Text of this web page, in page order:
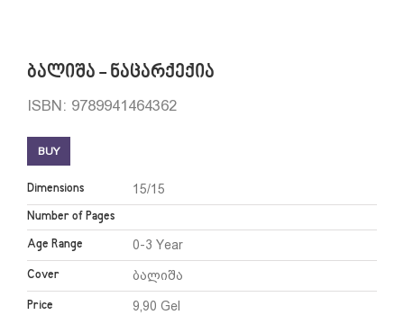
ბალიშა - ნაცარქექია
ISBN: 9789941464362
BUY
Dimensions
15/15
Number of Pages
Age Range
0-3 Year
Cover ბალიშა
Price 9,90 Gel